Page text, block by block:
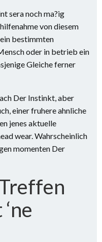
sera noch ma?ig
von diesem
bestimmten
oder in betrieb ein
Gleiche ferner
Der Instinkt, aber
einer fruhere ahnliche
jenes aktuelle
wear. Wahrscheinlich
momenten Der